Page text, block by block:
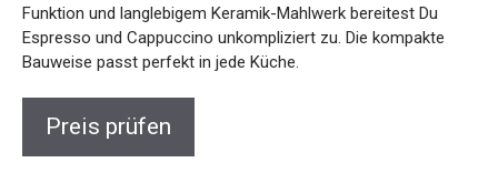
Funktion und langlebigem Keramik-Mahlwerk bereitest Du
Espresso und Cappuccino unkompliziert zu. Die kompakte
Bauweise passt perfekt in jede Küche.
Preis prüfen